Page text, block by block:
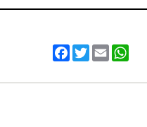
FacebookTwitterEmail
WhatsApp